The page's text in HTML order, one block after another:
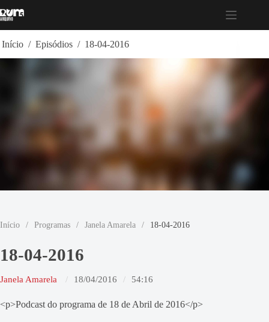
para
Início / Episódios / 18-04-2016
Início / Programas / Janela Amarela / 18-04-2016
18-04-2016
Janela Amarela 18/04/2016 54:16
<p>Podcast do programa de 18 de Abril de 2016</p>